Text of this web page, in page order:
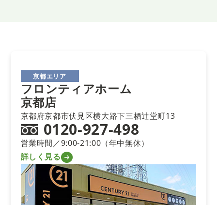
京都エリア
フロンティアホーム
京都店
京都府京都市伏見区横大路下三栖辻堂町13
0120-927-498
営業時間／9:00-21:00（年中無休）
詳しく見る